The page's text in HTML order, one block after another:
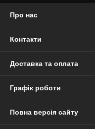
Про нас
Контакти
Доставка та оплата
Графік роботи
Повна версія сайту